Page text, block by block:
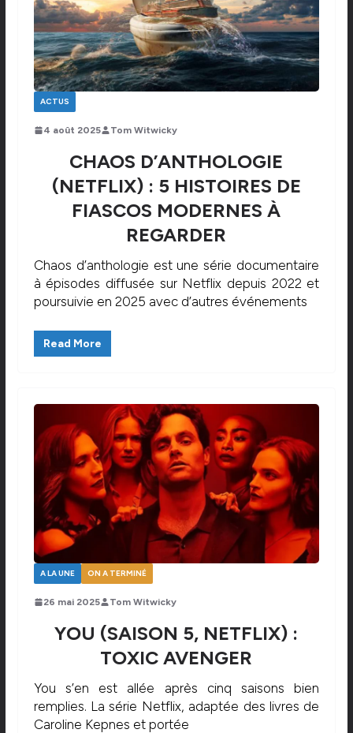
ACTUS
4 août 2025 Tom Witwicky
CHAOS D’ANTHOLOGIE
(NETFLIX) : 5 HISTOIRES DE
FIASCOS MODERNES À
REGARDER
Chaos d’anthologie est une série documentaire
à épisodes diffusée sur Netflix depuis 2022 et
poursuivie en 2025 avec d’autres événements
Read More
A LA UNE ON A TERMINÉ
26 mai 2025 Tom Witwicky
YOU (SAISON 5, NETFLIX) :
TOXIC AVENGER
You s’en est allée après cinq saisons bien
remplies. La série Netflix, adaptée des livres de
Caroline Kepnes et portée